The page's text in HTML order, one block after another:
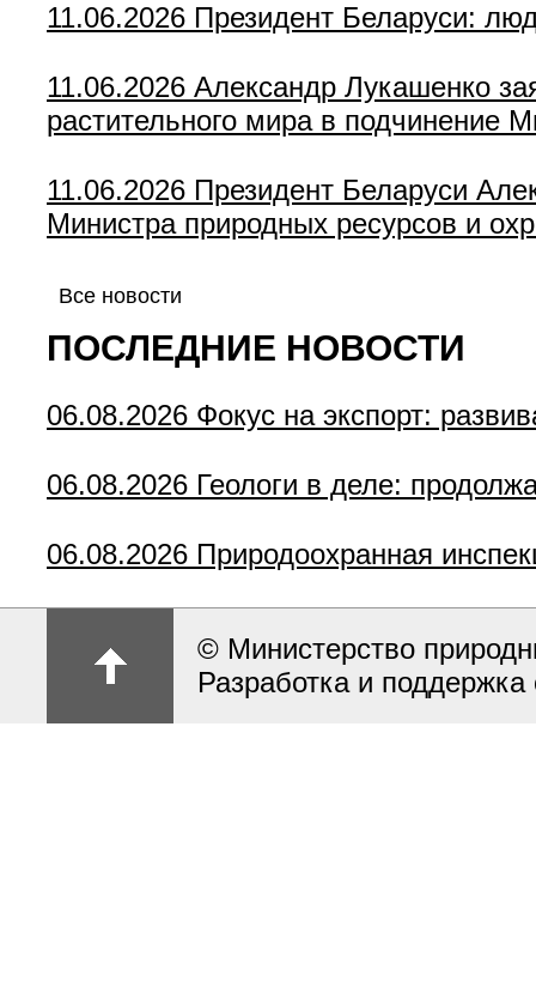
11.06.2026 Президент Беларуси:
11.06.2026 Александр Лукашенко
растительного мира в подчинение
11.06.2026 Президент Беларуси
Министра природных ресурсов и
Все новости
ПОСЛЕДНИЕ НОВОСТИ
06.08.2026 Фокус на экспорт:
06.08.2026 Геологи в деле:
06.08.2026 Природоохранная
© Министерство
Разработка и